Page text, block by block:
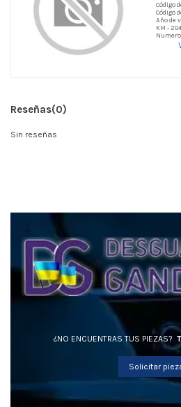
Código
Código
Año de
KM -
Reseñas(0)
Sin reseñas
¿NO ENCUENTRAS TUS PIEZAS?
Solicitar